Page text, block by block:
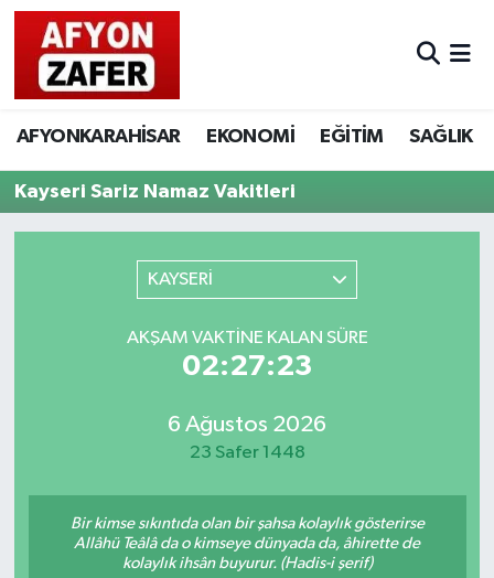
AFYONKARAHİSAR EKONOMİ EĞİTİM SAĞLIK
Kayseri Sariz Namaz Vakitleri
KAYSERİ
AKŞAM VAKTINE KALAN SÜRE
02:27:23
6 Ağustos 2026
23 Safer 1448
Bir kimse sıkıntıda olan bir şahsa kolaylık gösterirse
Allâhü Teâlâ da o kimseye dünyada da, âhirette de
kolaylık ihsân buyurur. (Hadis-i şerif)